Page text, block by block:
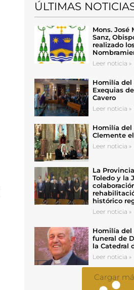
ÚLTIMAS
Mons. José
Sanz,
realizado
Leer noticia »
Homilía del
Exequias
Cavero
Leer noticia »
Homilía del
Clemente
Leer noticia »
La
Toledo y la
histórico
Leer noticia »
Homilía del
funeral de
la Catedral
Leer noticia »
Cargar